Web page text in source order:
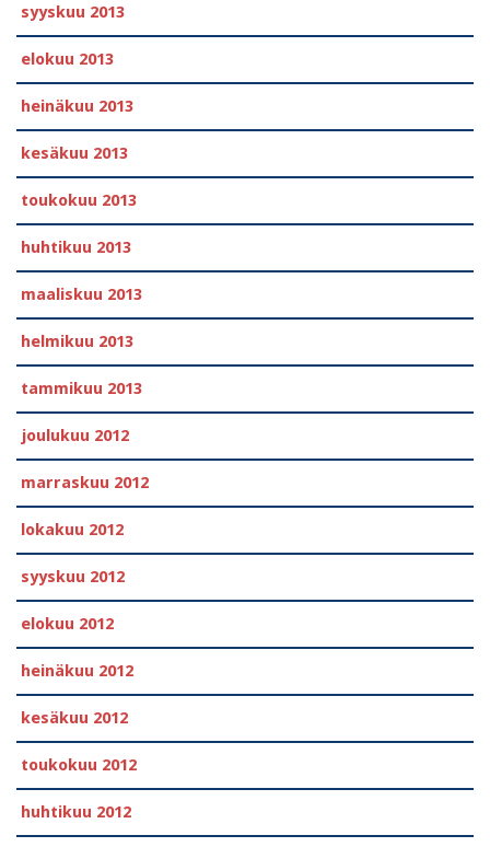
syyskuu 2013
elokuu 2013
heinäkuu 2013
kesäkuu 2013
toukokuu 2013
huhtikuu 2013
maaliskuu 2013
helmikuu 2013
tammikuu 2013
joulukuu 2012
marraskuu 2012
lokakuu 2012
syyskuu 2012
elokuu 2012
heinäkuu 2012
kesäkuu 2012
toukokuu 2012
huhtikuu 2012